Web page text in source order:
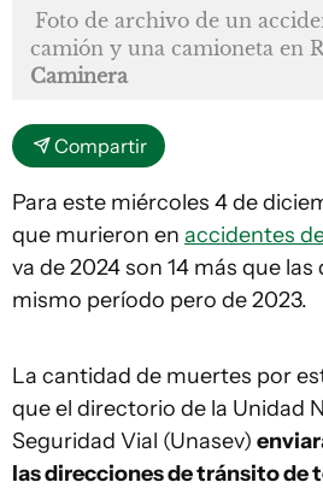
Foto de archivo de un
camión y una camioneta en
Caminera
Compartir
Para este miércoles 4 de
que murieron en accidentes
va de 2024 son 14 más que
mismo período pero de 2023.
La cantidad de muertes por
que el directorio de la Unidad
Seguridad Vial (Unasev)
las direcciones de tránsito de